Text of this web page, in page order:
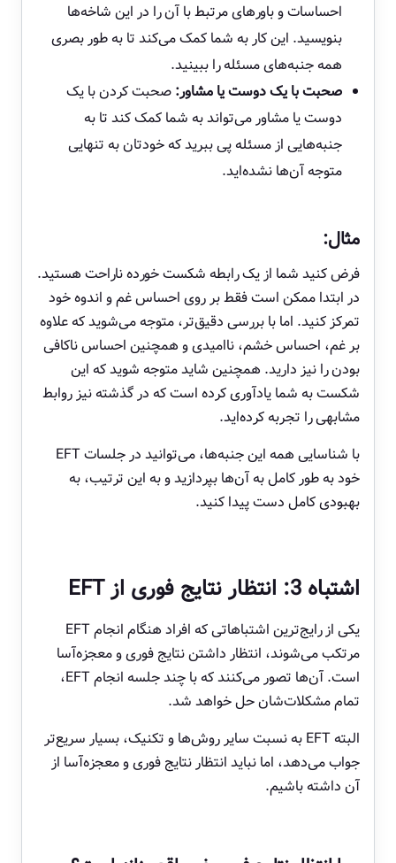
احساسات و باورهای مرتبط با آن را در این شاخه‌ها
بنویسید. این کار به شما کمک می‌کند تا به طور بصری
همه جنبه‌های مسئله را ببینید.
صحبت با یک دوست یا مشاور: صحبت کردن با یک
دوست یا مشاور می‌تواند به شما کمک کند تا به
جنبه‌هایی از مسئله پی ببرید که خودتان به تنهایی
متوجه آن‌ها نشده‌اید.
مثال:
فرض کنید شما از یک رابطه شکست خورده ناراحت هستید.
در ابتدا ممکن است فقط بر روی احساس غم و اندوه خود
تمرکز کنید. اما با بررسی دقیق‌تر، متوجه می‌شوید که علاوه
بر غم، احساس خشم، ناامیدی و همچنین احساس ناکافی
بودن را نیز دارید. همچنین شاید متوجه شوید که این
شکست به شما یادآوری کرده است که در گذشته نیز روابط
مشابهی را تجربه کرده‌اید.
با شناسایی همه این جنبه‌ها، می‌توانید در جلسات EFT
خود به طور کامل به آن‌ها بپردازید و به این ترتیب، به
بهبودی کامل دست پیدا کنید.
اشتباه 3: انتظار نتایج فوری از EFT
یکی از رایج‌ترین اشتباهاتی که افراد هنگام انجام EFT
مرتکب می‌شوند، انتظار داشتن نتایج فوری و معجزه‌آسا
است. آن‌ها تصور می‌کنند که با چند جلسه انجام EFT،
تمام مشکلات‌شان حل خواهد شد.
البته EFT به نسبت سایر روش‌ها و تکنیک، بسیار سریع‌تر
جواب می‌دهد، اما نباید انتظار نتایج فوری و معجزه‌آسا از
آن داشته باشیم.